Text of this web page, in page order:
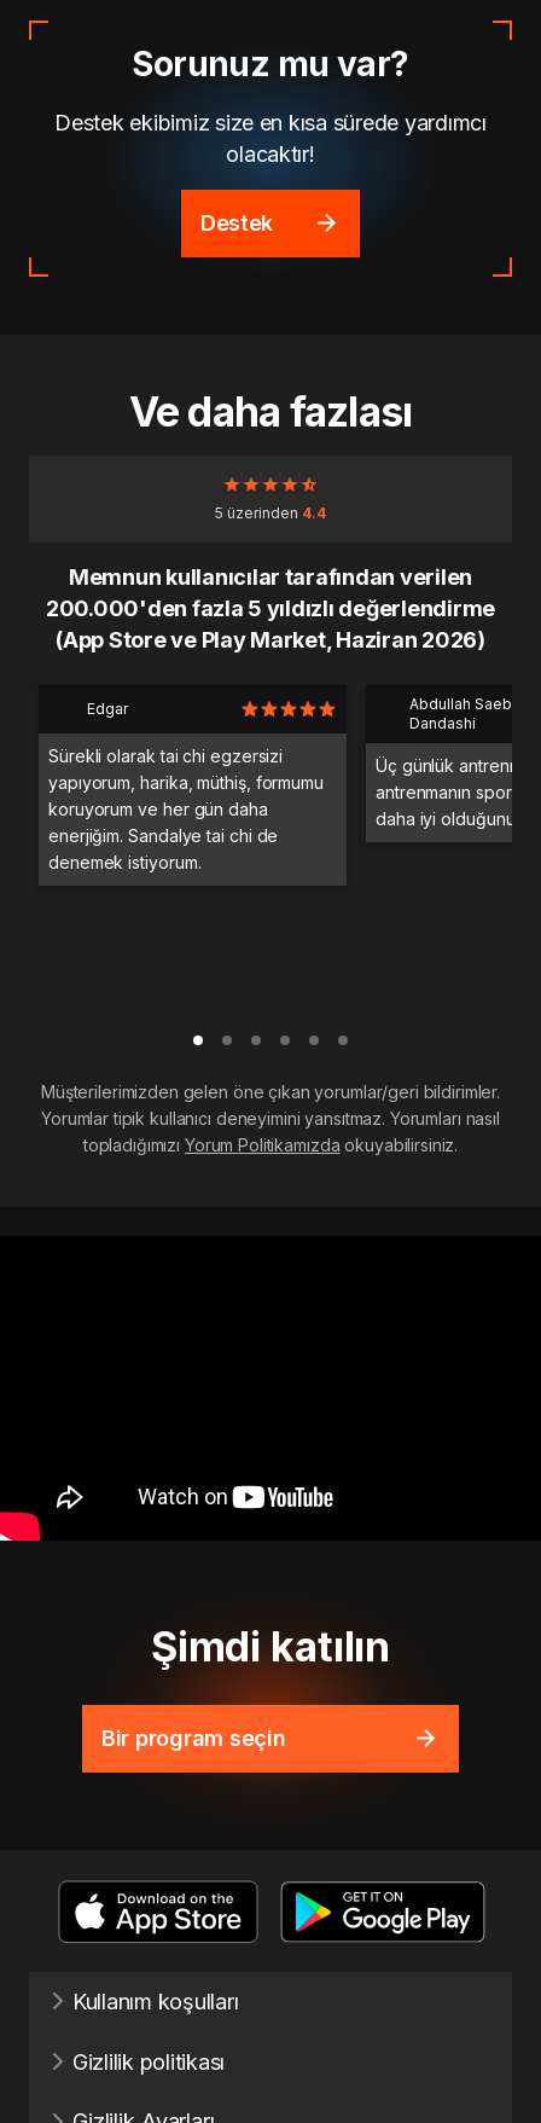
Sorunuz mu var?
Destek ekibimiz size en kısa sürede yardımcı
olacaktır!
Destek
Ve daha fazlası
5 üzerinden 4.4
Memnun kullanıcılar tarafından verilen
200.000'den fazla 5 yıldızlı değerlendirme
(App Store ve Play Market, Haziran 2026)
Edgar
Sürekli olarak tai chi egzersizi
yapıyorum, harika, müthiş, formumu
koruyorum ve her gün daha
enerjiğim. Sandalye tai chi de
denemek istiyorum.
Abdullah Saeb Al
Dandashi
Üç günlük
antrenmanın spor
daha iyi olduğunu
Müşterilerimizden gelen öne çıkan yorumlar/geri bildirimler.
Yorumlar tipik kullanıcı deneyimini yansıtmaz. Yorumları nasıl
topladığımızı Yorum Politikamızda okuyabilirsiniz.
Şimdi katılın
Bir program seçin
Kullanım koşulları
Gizlilik politikası